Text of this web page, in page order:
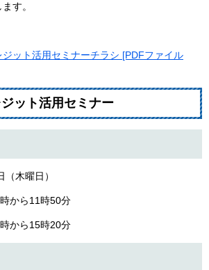
す。
ット活用セミナーチラシ [PDFファイル
ット活用セミナー
木曜日）
ら11時50分
ら15時20分